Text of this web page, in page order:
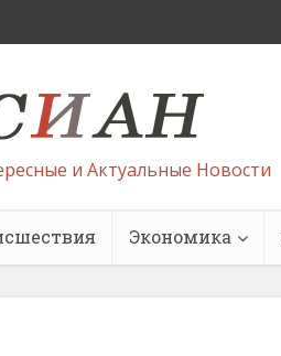
и Актуальные Новости
Экономика